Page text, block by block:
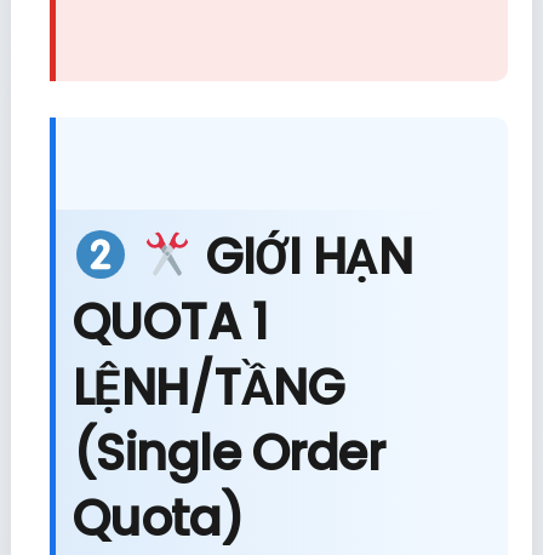
GIỚI HẠN
QUOTA 1
LỆNH/TẦNG
(Single Order
Quota)